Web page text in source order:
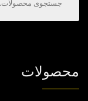
محصولات